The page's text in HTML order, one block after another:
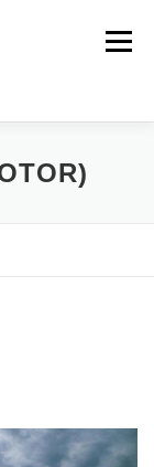
Menü
SERVICE